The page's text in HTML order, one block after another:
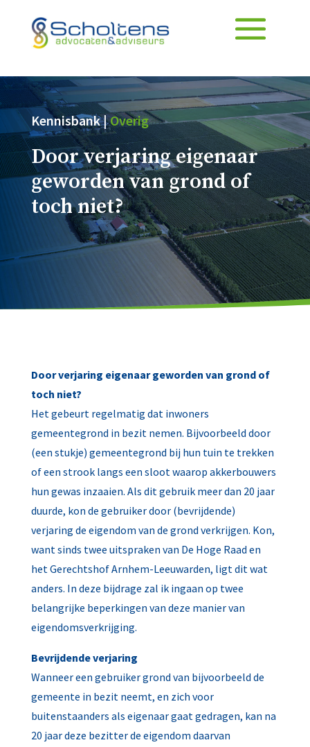
Kennisbank |Overig
Door verjaring eigenaar
geworden van grond of
toch niet?
Door verjaring eigenaar geworden van grond of
toch niet?
Het gebeurt regelmatig dat inwoners
gemeentegrond in bezit nemen. Bijvoorbeeld door
(een stukje) gemeentegrond bij hun tuin te trekken
of een strook langs een sloot waarop akkerbouwers
hun gewas inzaaien. Als dit gebruik meer dan 20 jaar
duurde, kon de gebruiker door (bevrijdende)
verjaring de eigendom van de grond verkrijgen. Kon,
want sinds twee uitspraken van De Hoge Raad en
het Gerechtshof Arnhem-Leeuwarden, ligt dit wat
anders. In deze bijdrage zal ik ingaan op twee
belangrijke beperkingen van deze manier van
eigendomsverkrijging.
Bevrijdende verjaring
Wanneer een gebruiker grond van bijvoorbeeld de
gemeente in bezit neemt, en zich voor
buitenstaanders als eigenaar gaat gedragen, kan na
20 jaar deze bezitter de eigendom daarvan